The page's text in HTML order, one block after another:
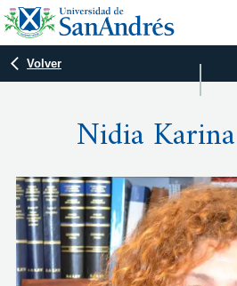
Volver
Nidia